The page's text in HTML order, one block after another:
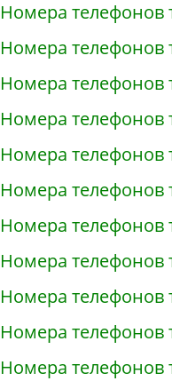
Номера телефонов
Номера телефонов
Номера телефонов
Номера телефонов
Номера телефонов
Номера телефонов
Номера телефонов
Номера телефонов
Номера телефонов
Номера телефонов
Номера телефонов